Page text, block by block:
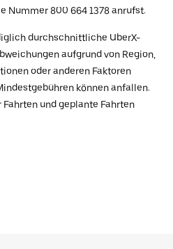
Nummer 800 664 1378 anrufst.
durchschnittliche UberX-
aufgrund von Region,
oder anderen Faktoren
können anfallen.
und geplante Fahrten